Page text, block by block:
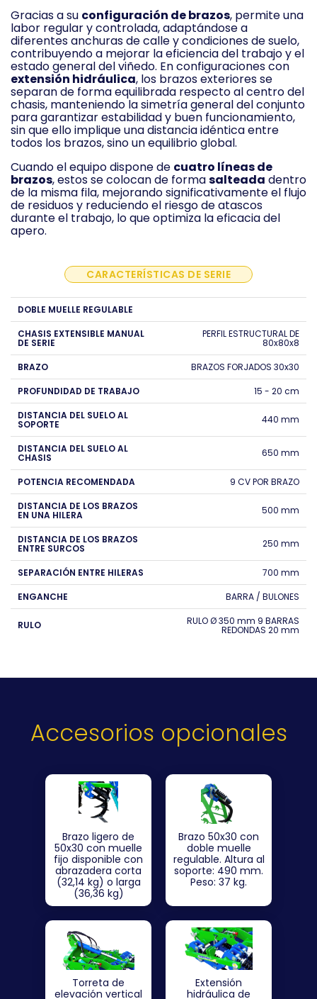
Gracias a su configuración de brazos, permite una
labor regular y controlada, adaptándose a
diferentes anchuras de calle y condiciones de suelo,
contribuyendo a mejorar la eficiencia del trabajo y el
estado general del viñedo. En configuraciones con
extensión hidráulica, los brazos exteriores se
separan de forma equilibrada respecto al centro del
chasis, manteniendo la simetría general del conjunto
para garantizar estabilidad y buen funcionamiento,
sin que ello implique una distancia idéntica entre
todos los brazos, sino un equilibrio global.
Cuando el equipo dispone de cuatro líneas de
brazos, estos se colocan de formasalteada dentro
de la misma fila, mejorando significativamente el flujo
de residuos y reduciendo el riesgo de atascos
durante el trabajo, lo que optimiza la eficacia del
apero.
CARACTERÍSTICAS DE SERIE
DOBLE MUELLE REGULABLE
CHASIS EXTENSIBLE MANUAL
DE SERIE
PERFIL ESTRUCTURAL DE
80x80x8
BRAZO
BRAZOS FORJADOS 30x30
PROFUNDIDAD DE TRABAJO
15 - 20 cm
DISTANCIA DEL SUELO AL
SOPORTE 440 mm
DISTANCIA DEL SUELO AL
CHASIS 650 mm
POTENCIA RECOMENDADA
9 CV POR BRAZO
DISTANCIA DE LOS BRAZOS
EN UNA HILERA 500 mm
DISTANCIA DE LOS BRAZOS
ENTRE SURCOS 250 mm
SEPARACIÓN ENTRE HILERAS
700 mm
ENGANCHE
BARRA / BULONES
RULO RULO Ø 350 mm 9 BARRAS
REDONDAS 20 mm
Accesorios opcionales
Brazo ligero de
50x30 con muelle
fijo disponible con
abrazadera corta
(32,14 kg) o larga
(36,36 kg)
Brazo 50x30 con
doble muelle
regulable. Altura al
soporte: 490 mm.
Peso: 37 kg.
Torreta de
elevación vertical
Extensión
hidráulica de